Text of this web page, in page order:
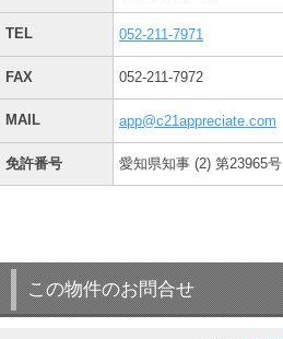
TEL 052-211-7971
FAX 052-211-7972
MAIL app@c21appreciate.com
免許番号 愛知県知事 (2) 第23965号
この物件のお問合せ